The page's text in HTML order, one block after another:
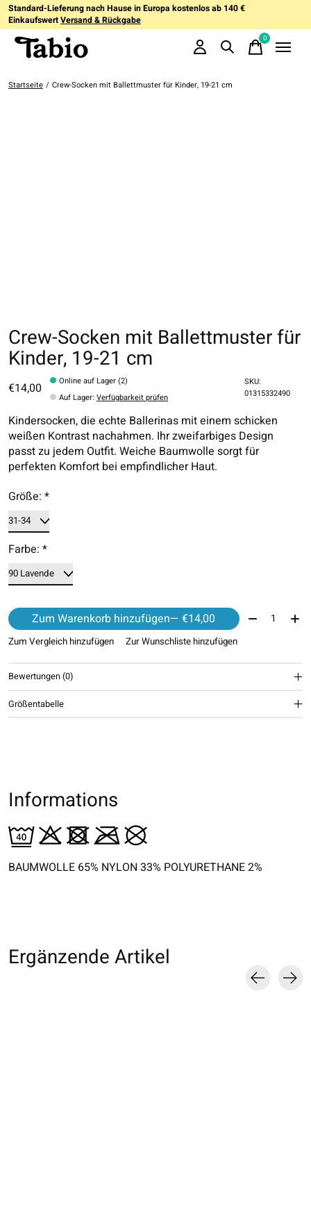
Standard-Lieferung nach Hause in Europa kostenlos ab 140 €
EinkaufswertVersand & Rückgabe
0items
Startseite / Crew-Socken mit Ballettmuster für Kinder, 19-21 cm
Crew-Socken mit Ballettmuster für
Kinder, 19-21 cm
€14,00
Online auf Lager (2)
Auf Lager:Verfügbarkeit prüfen
SKU:
01315332490
Kindersocken, die echte Ballerinas mit einem schicken
weißen Kontrast nachahmen. Ihr zweifarbiges Design
passt zu jedem Outfit. Weiche Baumwolle sorgt für
perfekten Komfort bei empfindlicher Haut.
Größe: *
Farbe: *
Zum Warenkorb hinzufügen — €14,00 Menge:
Zum Vergleich hinzufügen Zur Wunschliste hinzufügen
Bewertungen (0)
Größentabelle
Informations
BAUMWOLLE 65% NYLON 33% POLYURETHANE 2%
Ergänzende Artikel